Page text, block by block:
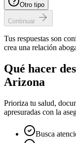
Otro tipo
Continuar
Tus respuestas son
crea una relación
Qué hacer
Arizona
Prioriza tu salud,
apresuradas con la
Busca